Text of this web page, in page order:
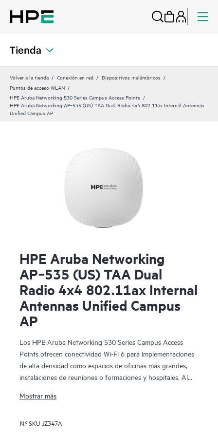
Tienda
Volver a la tienda Conexión en red
Dispositivos inalámbricos
Puntos de acceso WLAN
HPE Aruba Networking 530 Series Campus Access Points
HPE Aruba Networking AP‑535 (US) TAA Dual Radio 4x4 802.11ax Internal Antennas
Unified Campus AP
HPE Aruba Networking
AP‑535 (US) TAA Dual
Radio 4x4 802.11ax Internal
Antennas Unified Campus
AP
Los HPE Aruba Networking 530 Series Campus Access
Points ofrecen conectividad Wi-Fi 6 para implementaciones
de alta densidad como espacios de oficinas más grandes,
instalaciones de reuniones o formaciones y hospitales. Al
hasta 2,97 Gbps, esta serie se ha diseñado sobre estándares
OFDMA, MU-MIMO bidireccional y Target Wait Time (TWT)
Mostrar más
N.º SKU JZ347A